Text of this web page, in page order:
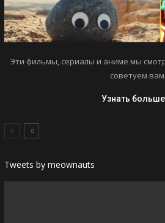
Эти фильмы, сериалы и аниме мы
советуем вам
Узнать больше
Tweets by meownauts